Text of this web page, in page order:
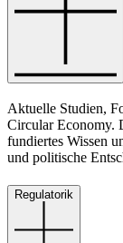
Aktuelle Studien,
Circular Economy.
fundiertes Wissen
und politische
Regulatorik